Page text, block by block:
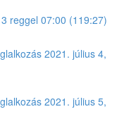
reggel 07:00 (119:27)
2021. július 4,
2021. július 5,